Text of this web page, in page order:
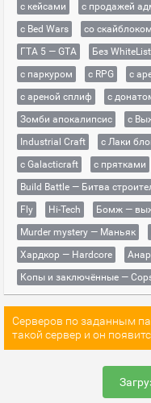
с кейсами
с продажей
с Bed Wars
со
ГТА 5 — GTA
Без WhiteList
с паркуром
с RPG с
с ареной сплиф
с
Зомби апокалипсис
с
Industrial Craft
с Лаки
с Galacticraft
с прятками
Build Battle — Битва
Fly
Hi-Tech
Бомж —
Murder mystery — Маньяк
Хардкор — Hardcore
Копы и заключённые —
Серверов по заданным
такой сервер и он